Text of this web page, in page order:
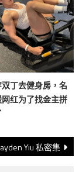
丁去健身房，名
红为了找金主拼
Yiu 私密集